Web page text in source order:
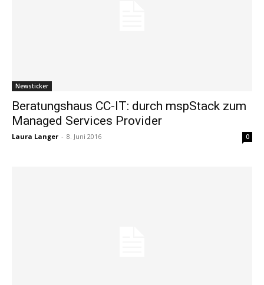
Newsticker
Beratungshaus CC-IT: durch mspStack zum
Managed Services Provider
Laura Langer - 8. Juni 2016 0